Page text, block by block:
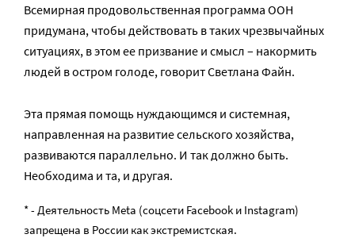
Всемирная продовольственная программа ООН
придумана, чтобы действовать в таких чрезвычайных
ситуациях, в этом ее призвание и смысл – накормить
людей в остром голоде, говорит Светлана Файн.
Эта прямая помощь нуждающимся и системная,
направленная на развитие сельского хозяйства,
развиваются параллельно. И так должно быть.
Необходима и та, и другая.
* - Деятельность Meta (соцсети Facebook и Instagram)
запрещена в России как экстремистская.